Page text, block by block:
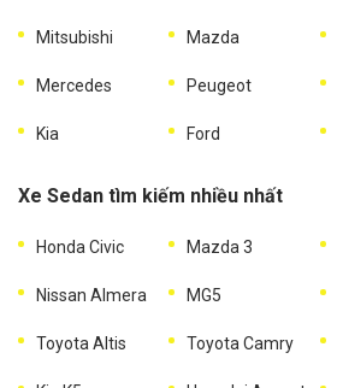
Mitsubishi Mazda
Mercedes Peugeot
Kia Ford
Xe Sedan tìm kiếm nhiều nhất
Honda Civic Mazda 3
Nissan Almera MG5
Toyota Altis Toyota Camry